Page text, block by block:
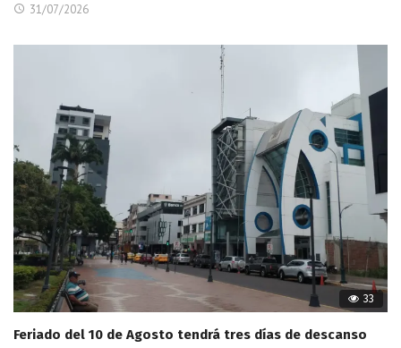
31/07/2026
33
Feriado del 10 de Agosto tendrá tres días de descanso